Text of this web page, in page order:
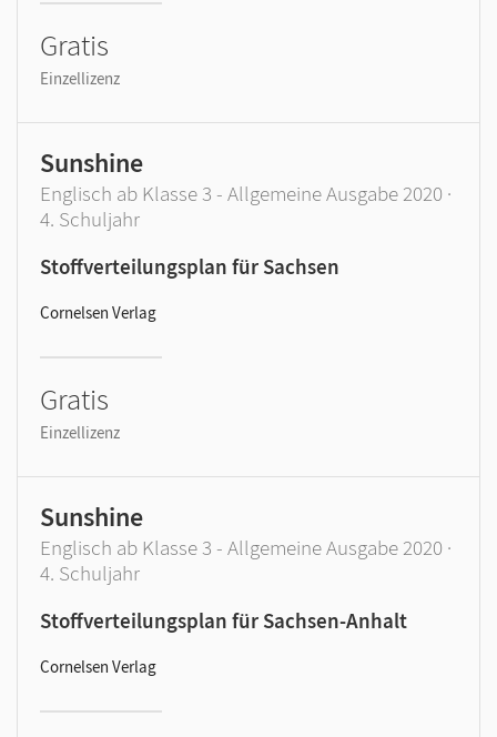
Gratis
Einzellizenz
Sunshine
Englisch ab Klasse 3 - Allgemeine Ausgabe 2020 ·
4. Schuljahr
Stoffverteilungsplan für Sachsen
Cornelsen Verlag
Gratis
Einzellizenz
Sunshine
Englisch ab Klasse 3 - Allgemeine Ausgabe 2020 ·
4. Schuljahr
Stoffverteilungsplan für Sachsen-Anhalt
Cornelsen Verlag